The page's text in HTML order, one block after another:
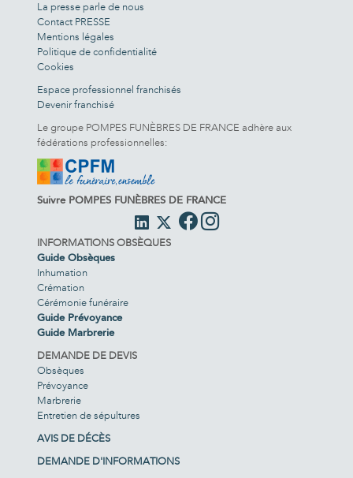
La presse parle de nous
Contact PRESSE
Mentions légales
Politique de confidentialité
Cookies
Espace professionnel franchisés
Devenir franchisé
Le groupe POMPES FUNÈBRES DE FRANCE adhère aux
fédérations professionnelles:
Suivre POMPES FUNÈBRES DE FRANCE
INFORMATIONS OBSÈQUES
Guide Obsèques
Inhumation
Crémation
Cérémonie funéraire
Guide Prévoyance
Guide Marbrerie
DEMANDE DE DEVIS
Obsèques
Prévoyance
Marbrerie
Entretien de sépultures
AVIS DE DÉCÈS
DEMANDE D'INFORMATIONS